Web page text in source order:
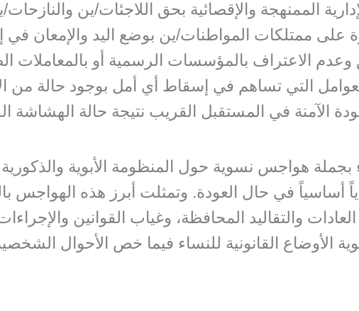
الممنهجة والإقصائية بحق اللاجئات/ين
(قانون رقم ١٠)، للسيطرة على ممتلكات المواطنات/ين بوضع اليد
وعدم الاعتراف بالمؤسسات الرسمية أو بالمعاملات
التي تساهم في إسقاط أي أمل بوجود حالة من
الآمنة في المستقبل القريب نتيجة حالة الهشاشة
بجملة هواجس نسوية حول المنظومة الأبوية
أساسياً في حال العودة. وتمثلت أبرز هذه الهواجس
والتقاليد المحافظة، وغياب القوانين
الأوضاع القانونية للنساء فيما خص الأحوال الشخصية